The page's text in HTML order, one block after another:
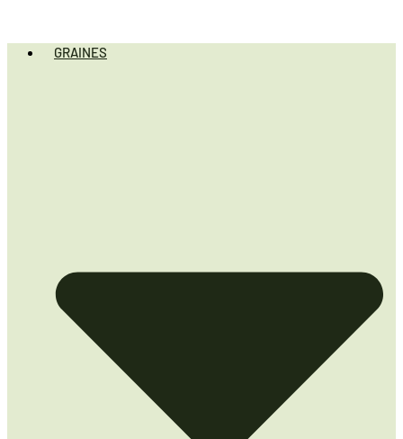
GRAINES